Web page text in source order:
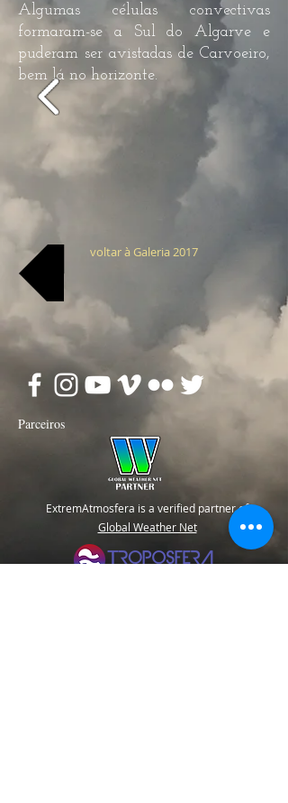
Algumas células convectivas
formaram-se a Sul do Algarve e
puderam ser avistadas de Carvoeiro,
bem lá no horizonte.
voltar à Galeria 2017
Parceiros
ExtremAtmosfera is a verified partner of
Global Weather Net